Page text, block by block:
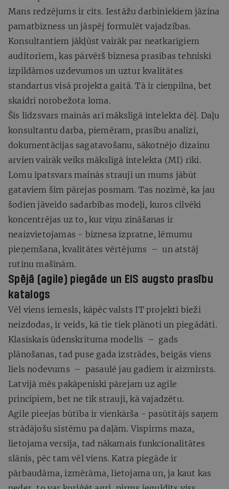
Mans redzējums ir cits. Iestāžu darbiniekiem jāzina
pamatbizness un jāspēj formulēt vajadzības.
Konsultantiem jākļūst vairāk par neatkarīgiem
auditoriem, kas pārvērš biznesa prasības tehniski
izpildāmos uzdevumos un uztur kvalitātes
standartus visā projekta gaitā. Tā ir cieņpilna, bet
skaidri norobežota loma.
Šis līdzsvars mainās arī mākslīgā intelekta dēļ. Daļu
konsultantu darba, piemēram, prasību analīzi,
dokumentācijas sagatavošanu, sākotnējo dizainu
arvien vairāk veiks mākslīgā intelekta (MI) rīki.
Lomu īpatsvars mainās strauji un mums jābūt
gataviem šim pārejas posmam. Tas nozīmē, ka jau
šodien jāveido sadarbības modeļi, kuros cilvēki
koncentrējas uz to, kur viņu zināšanas ir
neaizvietojamas - biznesa izpratne, lēmumu
pieņemšana, kvalitātes vērtējums – un atstāj
rutīnu mašīnām.
Spējā (agile) piegāde un EIS augsto prasību
katalogs
Vēl viens iemesls, kāpēc valsts IT projekti bieži
neizdodas, ir veids, kā tie tiek plānoti un piegādāti.
Klasiskais ūdenskrituma modelis – gads
plānošanas, tad puse gada izstrādes, beigās viens
liels nodevums – pasaulē jau gadiem ir aizmirsts.
Latvijā mēs pakāpeniski pārejam uz agile
principiem, bet ne tik strauji, kā vajadzētu.
Agile pieejas būtība ir vienkārša - pasūtītājs saņem
strādājošu sistēmu pa daļām. Vispirms maza,
lietojama versija, tad nākamais funkcionalitātes
slānis, pēc tam vēl viens. Katra piegāde ir
pārbaudāma, izmērāma, lietojama un, ja kaut kas